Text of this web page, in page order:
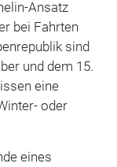
Ansatz
bei Fahrten
sind
und dem 15.
eine
oder
eines